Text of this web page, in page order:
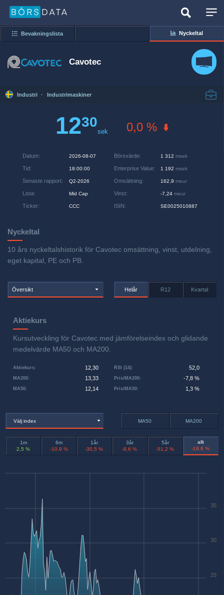
Bevakningslista Nyckeltal
Cavotec
Industri · Industrimaskiner
1230
sek 0,0 %
Datum: 2026-08-07
Tid: 18:00:00
Senaste rapport: Q2-2026
Lista: Mid Cap
Ticker: CCC
Börsvärde: 1 312 msek
Enterprise Value: 1 192 msek
Omsättning: 162,9 meur
Vinst: -7,24 meur
ISIN: SE0025010887
Nyckeltal
10 års nyckeltalshistorik för Cavotec omsättning, vinst, utdelning,
eget kapital, PE och PB.
Översikt Helår R12 Kvartal
Aktiekurs
Kursutveckling för Cavotec med jämförelseindex och glidande
medelvärde MA50 och MA200.
Aktiekurs: 12,30
MA50: 12,14
MA200: 13,33 Pris/MA200: -7,8 %
RSI (14): 52,0
Pris/MA50: 1,3 %
Välj index MA50 MA200
1m
2,5 %
6m
-10,9 %
1år
-30,5 %
3år
-8,6 %
5år
-51,2 %
allt
-19,6 %
25
30
35